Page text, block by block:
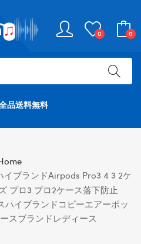
0 0
品送料無料
イブランドairpods Pro3 4 3 2ケ
プロ3 プロ2ケース落下防止
イブランドコピーエアーポッ
スブランドレディース